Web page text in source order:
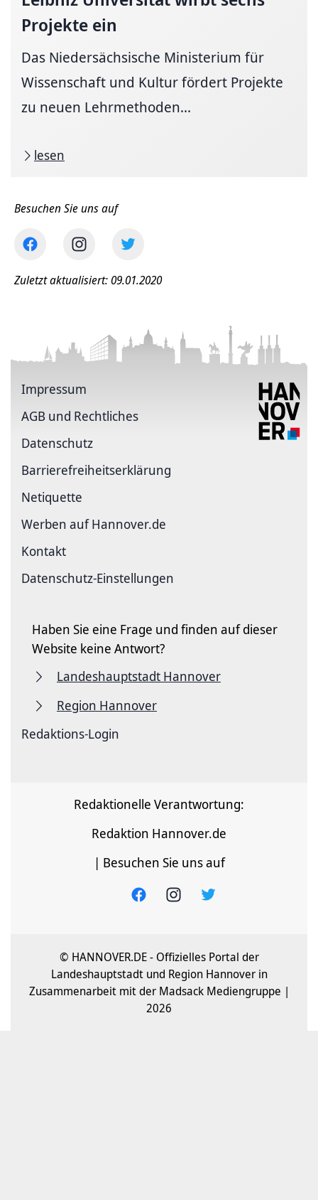
Projekte ein
Das Niedersächsische Ministerium für
Wissenschaft und Kultur fördert Projekte
zu neuen Lehrmethoden...
lesen
Besuchen Sie uns auf
Zuletzt aktualisiert: 09.01.2020
Impressum
AGB und Rechtliches
Datenschutz
Barriere­freiheits­erklärung
Netiquette
Werben auf Hannover.de
Kontakt
Datenschutz-Einstellungen
Haben Sie eine Frage und finden auf dieser
Website keine Antwort?
Landeshauptstadt Hannover
Region Hannover
Redaktions-Login
Redaktionelle Verantwortung:
Redaktion Hannover.de
| Besuchen Sie uns auf
© HANNOVER.DE - Offizielles Portal der
Landeshauptstadt und Region Hannover in
Zusammenarbeit mit der Madsack Mediengruppe |
2026